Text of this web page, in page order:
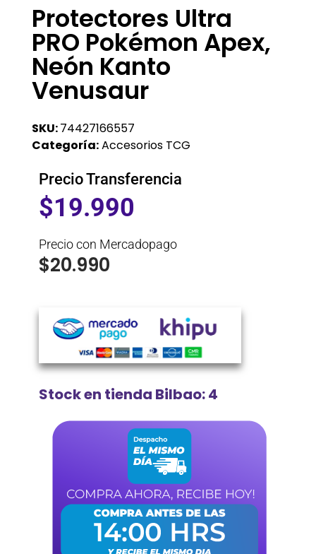
Protectores Ultra
PRO Pokémon Apex,
Neón Kanto
Venusaur
SKU:74427166557
Categoría:Accesorios TCG
Precio Transferencia
$19.990
Precio con Mercadopago
$20.990
Stock en tienda Bilbao: 4